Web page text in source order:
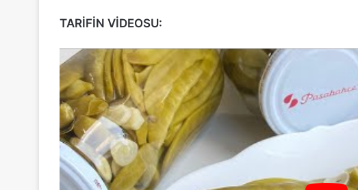
TARİFİN VİDEOSU: